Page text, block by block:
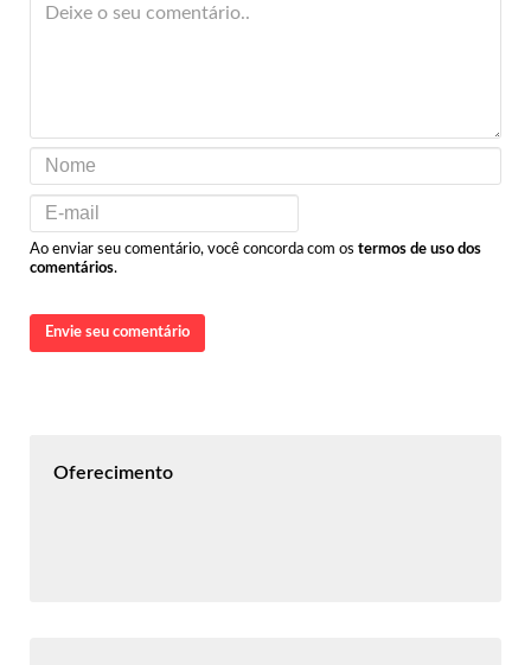
Ao enviar seu comentário, você concorda com os termos de uso dos
comentários.
Envie seu comentário
Oferecimento